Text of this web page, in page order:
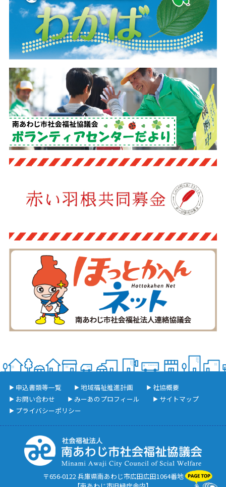
申込書類等一覧 地域福祉推進計画
社協概要
お問い合わせ
みーあのプロフィール
サイトマップ
プライバシーポリシー
〒656-0122 兵庫県南あわじ市広田広田1064番地